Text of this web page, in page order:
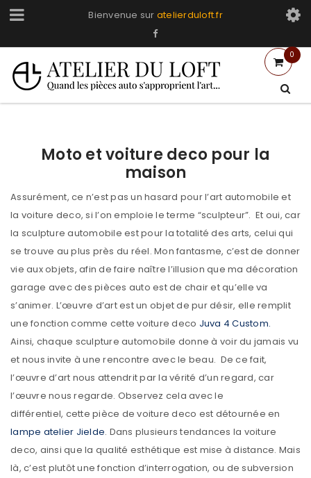
Bienvenue sur atelierduloft.fr
0
Moto et voiture deco pour la
maison
Assurément, ce n’est pas un hasard pour l’art automobile et
la voiture deco, si l’on emploie le terme “sculpteur”. Et oui, car
la sculpture automobile est pour la totalité des arts, celui qui
se trouve au plus près du réel. Mon fantasme, c’est de donner
vie aux objets, afin de faire naître l’illusion que ma décoration
garage avec des pièces auto est de chair et qu’elle va
s’animer. L’œuvre d’art est un objet de pur désir, elle remplit
une fonction comme cette voiture deco Juva 4 Custom.
Ainsi, chaque sculpture automobile donne à voir du jamais vu
et nous invite à une rencontre avec le beau. De ce fait,
l’œuvre d’art nous attendrit par la vérité d’un regard, car
l’œuvre nous regarde. Observez cela avec le
différentiel, cette pièce de voiture deco est détournée en
lampe atelier Jielde. Dans plusieurs tendances la voiture
deco, ainsi que la qualité esthétique est mise à distance. Mais
là, c’est plutôt une fonction d’interrogation, ou de subversion